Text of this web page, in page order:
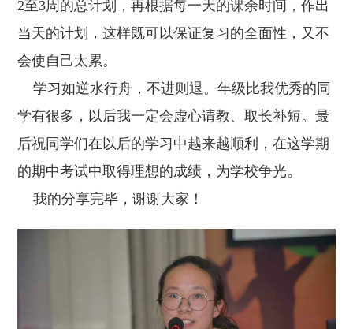
2至3周的总计划，再根据每一天的课余时间，作出
当天的计划，这样既可以保证复习的全面性，又不
会使自己太累。
学习如逆水行舟，不进则退。年级比我优秀的同
学有很多，以后我一定会虚心请教、取长补短。最
后祝同学们在以后的学习中越来越顺利，在这学期
的期中考试中取得理想的成绩，为学校争光。
我的分享完毕，谢谢大家！